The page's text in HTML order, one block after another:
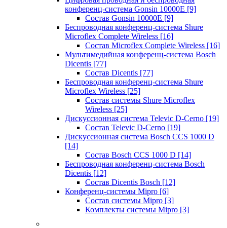
конференц-система Gonsin 10000E [9]
Состав Gonsin 10000E [9]
Беспроводная конференц-система Shure
Microflex Complete Wireless [16]
Состав Microflex Complete Wireless [16]
Мультимедийная конференц-система Bosch
Dicentis [77]
Состав Dicentis [77]
Беспроводная конференц-система Shure
Microflex Wireless [25]
Состав системы Shure Microflex
Wireless [25]
Дискуссионная система Televic D-Cerno [19]
Состав Televic D-Cerno [19]
Дискуссионная система Bosch CCS 1000 D
[14]
Состав Bosch CCS 1000 D [14]
Беспроводная конференц-система Bosch
Dicentis [12]
Состав Dicentis Bosch [12]
Конференц-системы Mipro [6]
Состав системы Mipro [3]
Комплекты системы Mipro [3]